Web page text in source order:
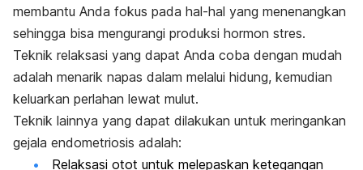
membantu Anda fokus pada hal-hal yang menenangkan
sehingga bisa mengurangi produksi hormon stres.
Teknik relaksasi yang dapat Anda coba dengan mudah
adalah menarik napas dalam melalui hidung, kemudian
keluarkan perlahan lewat mulut.
Teknik lainnya yang dapat dilakukan untuk meringankan
gejala endometriosis adalah:
Relaksasi otot untuk melepaskan ketegangan